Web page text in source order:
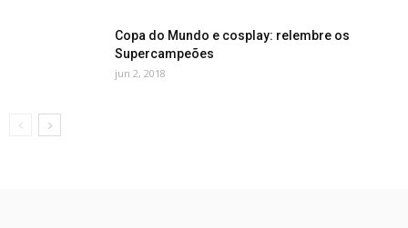
Copa do Mundo e cosplay: relembre os
Supercampeões
jun 2, 2018